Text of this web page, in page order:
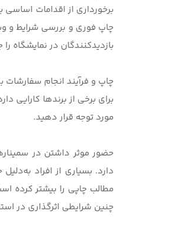
برخورداری از اقدامات
چاپ فوری و بررسی شرایط و
بازدیدکنندگان در
چاپ و فرآیند انجام سفارشات
برای برخی از برندها کارایی
مورد توجه قرار دهید.
حضور موثر داشتن در
دارد. بسیاری از افراد
مطالب چاپی را بیشتر کرده
چنین شرایطی اثرگذاری در